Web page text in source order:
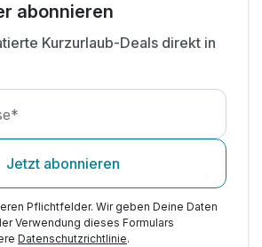
294,50 €
Kinder
abonnieren
Kurzurlaub-Deals direkt in
Jetzt abonnieren
Pflichtfelder. Wir geben Deine Daten
Verwendung dieses Formulars
Datenschutzrichtlinie.